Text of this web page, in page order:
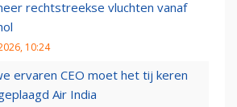
rechtstreekse vluchten vanaf
10:24
ervaren CEO moet het tij keren
Air India